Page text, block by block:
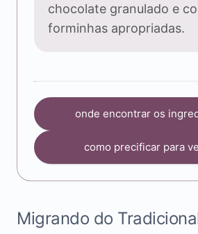
chocolate granulado e
forminhas apropriadas.
onde encontrar os
como precificar para
Migrando do